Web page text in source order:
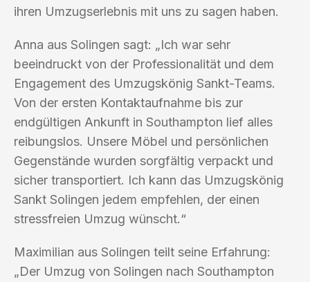
ihren Umzugserlebnis mit uns zu sagen haben.
Anna aus Solingen sagt: „Ich war sehr
beeindruckt von der Professionalität und dem
Engagement des Umzugskönig Sankt-Teams.
Von der ersten Kontaktaufnahme bis zur
endgültigen Ankunft in Southampton lief alles
reibungslos. Unsere Möbel und persönlichen
Gegenstände wurden sorgfältig verpackt und
sicher transportiert. Ich kann das Umzugskönig
Sankt Solingen jedem empfehlen, der einen
stressfreien Umzug wünscht.“
Maximilian aus Solingen teilt seine Erfahrung:
„Der Umzug von Solingen nach Southampton